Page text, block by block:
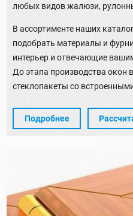
любых видов жалюзи,
В ассортименте наших
подобрать материалы и
интерьер и отвечающие
До этапа производства окон
стеклопакеты со
Подробнее